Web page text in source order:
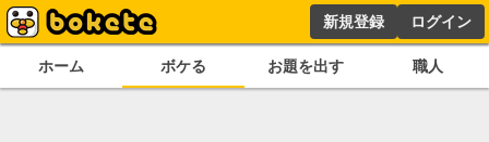
新規登録 ログイン
ホーム ボケる お題を出す 職人